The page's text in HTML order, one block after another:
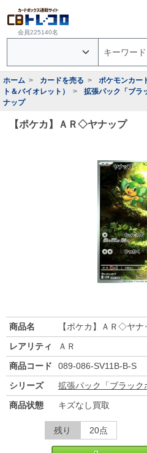
会員225140名
ホーム カードを売る ポケモンカー
ト＆バイオレット）
拡張パック「ブラ
ナップ
【ポケカ】ＡＲ◇ヤナップ
商品名
【ポケカ】ＡＲ◇ヤナ
レアリティ
ＡＲ
商品コード
089-086-SV11B-B-S
シリーズ
拡張パック「ブラック
商品状態
キズなし買取
残り 20点